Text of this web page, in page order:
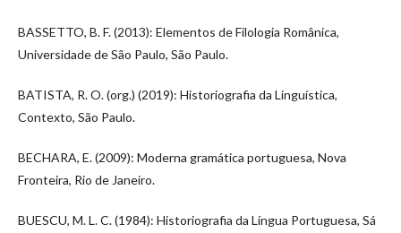
BASSETTO, B. F. (2013): Elementos de Filologia Românica,
Universidade de São Paulo, São Paulo.
BATISTA, R. O. (org.) (2019): Historiografia da Linguística,
Contexto, São Paulo.
BECHARA, E. (2009): Moderna gramática portuguesa, Nova
Fronteira, Rio de Janeiro.
BUESCU, M. L. C. (1984): Historiografia da Língua Portuguesa, Sá